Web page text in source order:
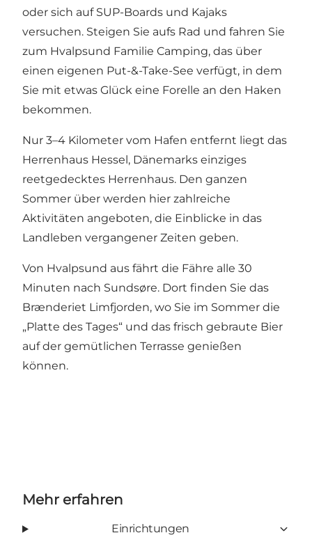
oder sich auf SUP-Boards und Kajaks
versuchen. Steigen Sie aufs Rad und fahren Sie
zum Hvalpsund Familie Camping, das über
einen eigenen Put-&-Take-See verfügt, in dem
Sie mit etwas Glück eine Forelle an den Haken
bekommen.
Nur 3–4 Kilometer vom Hafen entfernt liegt das
Herrenhaus Hessel , Dänemarks einziges
reetgedecktes Herrenhaus. Den ganzen
Sommer über werden hier zahlreiche
Aktivitäten angeboten, die Einblicke in das
Landleben vergangener Zeiten geben.
Von Hvalpsund aus fährt die Fähre alle 30
Minuten nach Sundsøre. Dort finden Sie das
Brænderiet Limfjorden, wo Sie im Sommer die
„Platte des Tages“ und das frisch gebraute Bier
auf der gemütlichen Terrasse genießen
können.
Mehr erfahren
Einrichtungen